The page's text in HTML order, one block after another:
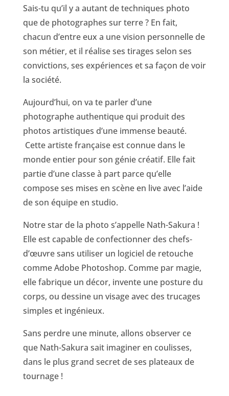
Sais-tu qu’il y a autant de techniques photo
que de photographes sur terre ? En fait,
chacun d’entre eux a une vision personnelle de
son métier, et il réalise ses tirages selon ses
convictions, ses expériences et sa façon de voir
la société.
Aujourd’hui, on va te parler d’une
photographe authentique qui produit des
photos artistiques d’une immense beauté.
Cette artiste française est connue dans le
monde entier pour son génie créatif. Elle fait
partie d’une classe à part parce qu’elle
compose ses mises en scène en live avec l’aide
de son équipe en studio.
Notre star de la photo s’appelle Nath-Sakura !
Elle est capable de confectionner des chefs-
d’œuvre sans utiliser un logiciel de retouche
comme Adobe Photoshop. Comme par magie,
elle fabrique un décor, invente une posture du
corps, ou dessine un visage avec des trucages
simples et ingénieux.
Sans perdre une minute, allons observer ce
que Nath-Sakura sait imaginer en coulisses,
dans le plus grand secret de ses plateaux de
tournage !